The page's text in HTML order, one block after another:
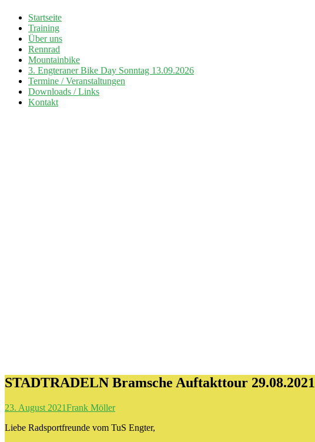
Zum
Inhalt
springen
Radsport TuS Engter
Startseite
Training
Über uns
Rennrad
Mountainbike
3. Engteraner Bike Day Sonntag 13.09.2026
Termine / Veranstaltungen
Downloads / Links
Kontakt
STADTRADELN Bramsche Auftakttour 29.08.2021
23. August 2021Frank Möller
Liebe Radsportfreunde vom TuS Engter,